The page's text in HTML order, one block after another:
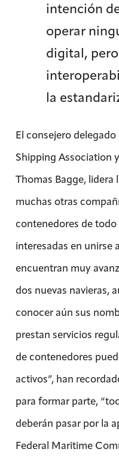
intención
operar
digital,
la
El consejero
Shipping Association
Thomas Bagge, lidera
muchas otras
contenedores de
interesadas en unirse
encuentran muy
dos nuevas navieras,
conocer aún sus
prestan servicios
de contenedores
activos”, han
para formar parte,
deberán pasar por la
Federal Maritime